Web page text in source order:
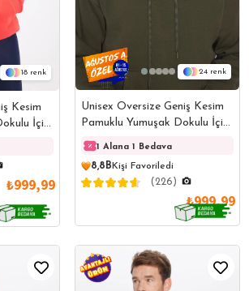
18
Kesim
İçi
1 Alana 1 Bedava
₺999,99
24
Unisex Oversize Geniş Kesim
Pamuklu Yumuşak Dokulu İçi
Polarlı Basic Yeşil Kapüşonlu
Sweatshirt
1 Alana 1 Bedava
8,8B Kişi Favoriledi
(226)
₺999,99